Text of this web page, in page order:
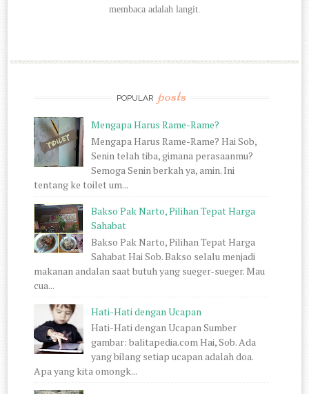
membaca adalah langit.
POPULAR posts
Mengapa Harus Rame-Rame?
Mengapa Harus Rame-Rame? Hai Sob,
Senin telah tiba, gimana perasaanmu?
Semoga Senin berkah ya, amin. Ini
tentang ke toilet um...
Bakso Pak Narto, Pilihan Tepat Harga
Sahabat
Bakso Pak Narto, Pilihan Tepat Harga
Sahabat Hai Sob. Bakso selalu menjadi
makanan andalan saat butuh yang sueger-sueger. Mau
cua...
Hati-Hati dengan Ucapan
Hati-Hati dengan Ucapan Sumber
gambar: balitapedia.com Hai, Sob. Ada
yang bilang setiap ucapan adalah doa.
Apa yang kita omongk...